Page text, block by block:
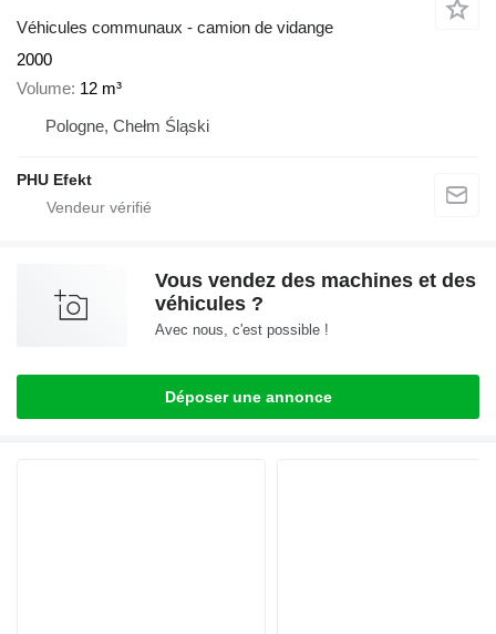
Véhicules communaux - camion de vidange
2000
Volume 12 m³
Pologne, Chełm Śląski
PHU Efekt
Vous vendez des machines et des
véhicules ?
Avec nous, c'est possible !
Déposer une annonce